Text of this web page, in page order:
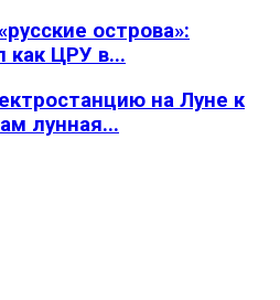
острова»:
как ЦРУ в...
на Луне к
лунная...